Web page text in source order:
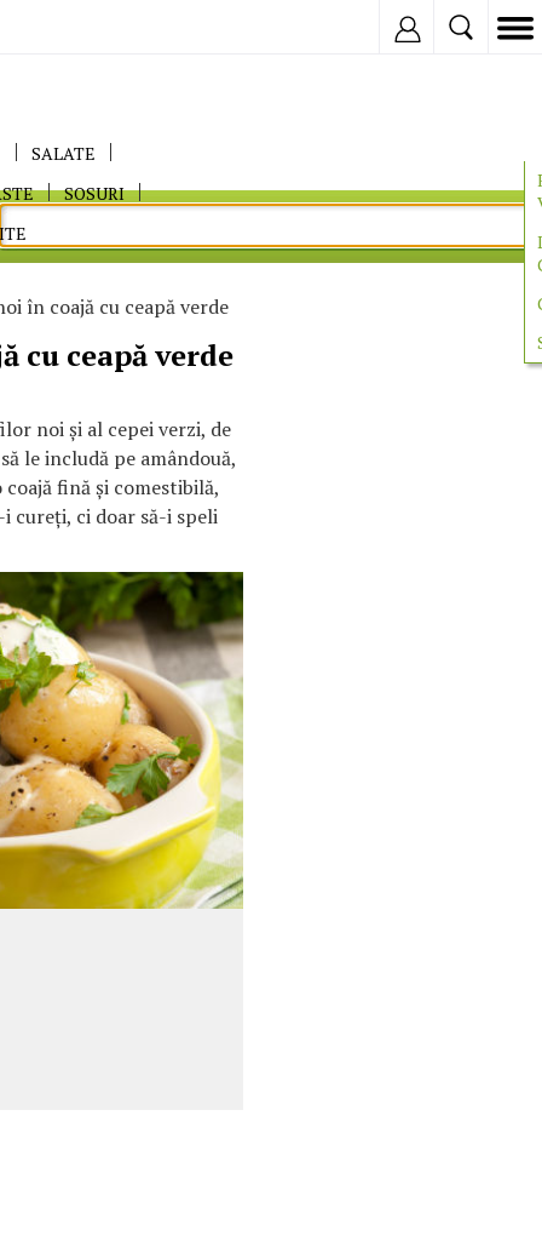
SALATE
SOSURI
în coajă cu ceapă verde
cu ceapă verde
noi şi al cepei verzi, de
le includă pe amândouă,
fină şi comestibilă,
cureţi, ci doar să-i speli